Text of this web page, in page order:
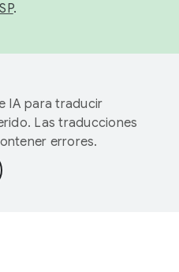
.
IA para traducir
Las traducciones
errores.